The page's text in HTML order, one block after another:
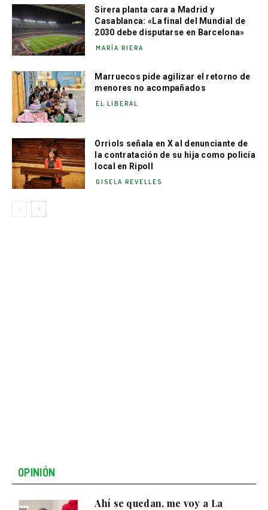
Sirera planta cara a Madrid y
Casablanca: «La final del Mundial de
2030 debe disputarse en Barcelona»
MARÍA RIERA
Marruecos pide agilizar el retorno de
menores no acompañados
EL LIBERAL
Orriols señala en X al denunciante de
la contratación de su hija como policía
local en Ripoll
GISELA REVELLES
OPINIÓN
Ahí se quedan, me voy a La